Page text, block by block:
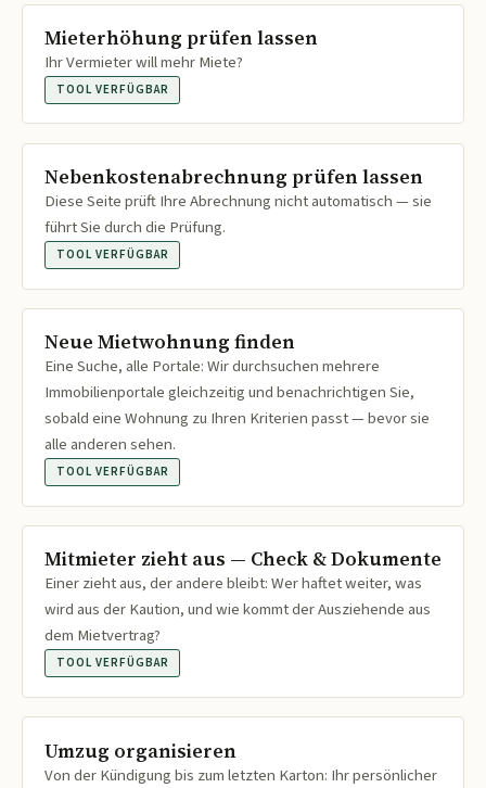
Mieterhöhung prüfen lassen
Ihr Vermieter will mehr Miete?
TOOL VERFÜGBAR
Nebenkostenabrechnung prüfen lassen
Diese Seite prüft Ihre Abrechnung nicht automatisch — sie
führt Sie durch die Prüfung.
TOOL VERFÜGBAR
Neue Mietwohnung finden
Eine Suche, alle Portale: Wir durchsuchen mehrere
Immobilienportale gleichzeitig und benachrichtigen Sie,
sobald eine Wohnung zu Ihren Kriterien passt — bevor sie
alle anderen sehen.
TOOL VERFÜGBAR
Mitmieter zieht aus — Check & Dokumente
Einer zieht aus, der andere bleibt: Wer haftet weiter, was
wird aus der Kaution, und wie kommt der Ausziehende aus
dem Mietvertrag?
TOOL VERFÜGBAR
Umzug organisieren
Von der Kündigung bis zum letzten Karton: Ihr persönlicher